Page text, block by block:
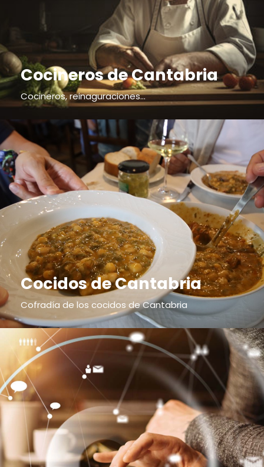
Cocineros de Cantabria
Cocineros, reinaguraciones...
Cocidos de Cantabria
Cofradía de los cocidos de Cantabria